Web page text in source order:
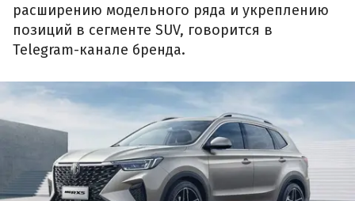
расширению модельного ряда и укреплению
позиций в сегменте SUV, говорится в
Telegram-канале бренда.